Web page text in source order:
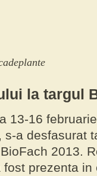
la targul
13-16
s-a desfasurat
2013.
fost prezenta